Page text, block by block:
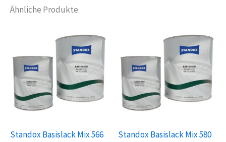
Ähnliche Produkte
Standox Basislack Mix 566
Standox Basislack Mix 580